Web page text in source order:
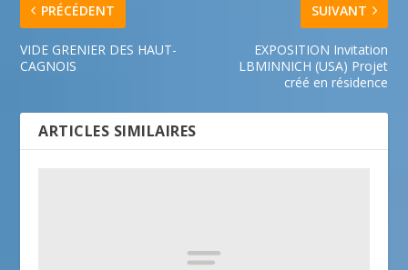
PRÉCÉDENT
VIDE GRENIER DES HAUT-
CAGNOIS
SUIVANT
EXPOSITION Invitation
LBMINNICH (USA) Projet
créé en résidence
ARTICLES SIMILAIRES